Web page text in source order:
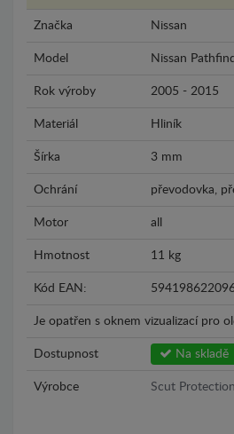
Značka Nissan
Model Nissan
Rok výroby 2005 - 2015
Materiál Hliník
Šírka 3 mm
Ochrání převodovka,
Motor all
Hmotnost 11 kg
Kód EAN:
Je opatřen s oknem vizualizací pro
Dostupnost Na skladě
Výrobce Scut Protection